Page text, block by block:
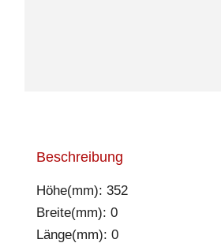
Beschreibung
Höhe(mm): 352
Breite(mm): 0
Länge(mm): 0